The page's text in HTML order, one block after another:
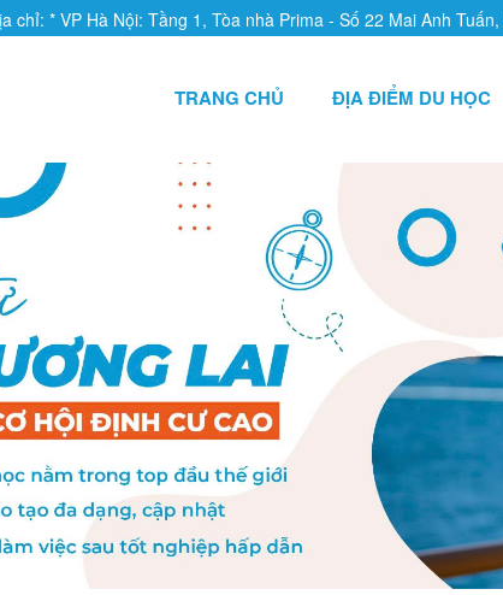
chỉ: * VP Hà Nội: Tầng 1, Tòa nhà Prima - Số 22 Mai Anh
TRANG CHỦ ĐỊA ĐIỂM DU HỌC